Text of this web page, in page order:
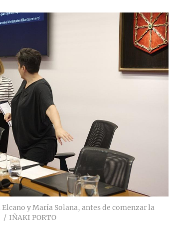
y María Solana, antes de comenzar la
IÑAKI PORTO